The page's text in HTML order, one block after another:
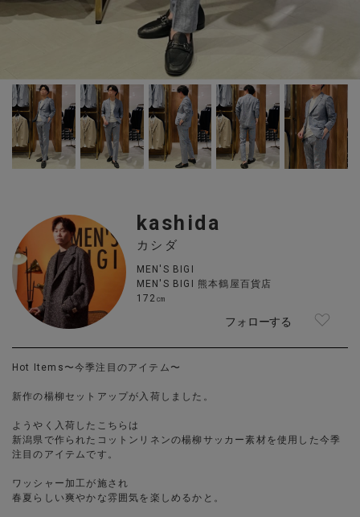
kashida
カシダ
MEN'S BIGI
MEN'S BIGI 熊本鶴屋百貨店
172㎝
フォローする
Hot Items〜今季注目のアイテム〜
新作の楊柳セットアップが入荷しました。
ようやく入荷したこちらは
新潟県で作られたコットンリネンの楊柳サッカー素材を使用した今季
注目のアイテムです。
ワッシャー加工が施され
春夏らしい爽やかな雰囲気を楽しめるかと。